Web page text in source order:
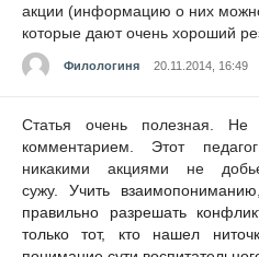
акции (информацию о них
которые дают очень хороший
Филологиня 20.11.2014, 16:49
Статья очень полезная.
комментарием. Этот
никакими акциями не
сужу.
Учить
правильно разрешать
только тот, кто нашел